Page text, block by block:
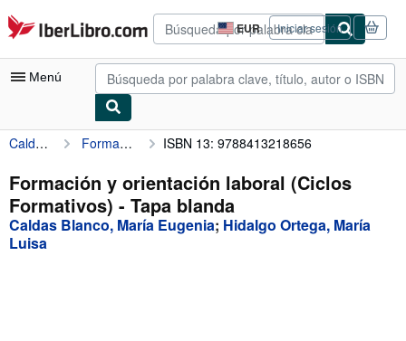
Pasar al contenido principal
IberLibro.com EUR
Preferencias
de
compra
del
Iniciar sesión
Menú
Mi cuenta
Consultar mis pedidos
Búsqueda avanzada
Colecciones
Caldas Blanco, María Eugenia Formación y orientación laboral (Ciclos Formativos) ISBN 13: 9788413218656
Formación y orientación laboral (Ciclos
Formativos) - Tapa blanda
Caldas Blanco, María Eugenia; Hidalgo Ortega, María
Luisa